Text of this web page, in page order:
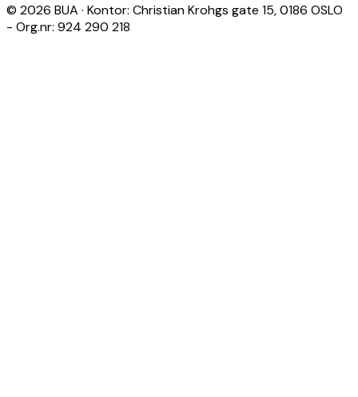
© 2026 BUA · Kontor: Christian Krohgs gate 15, 0186 OSLO
- Org.nr: 924 290 218